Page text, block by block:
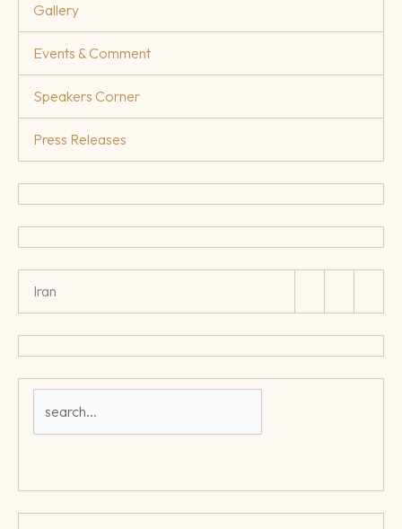
Gallery
Events & Comment
Speakers Corner
Press Releases
Iran